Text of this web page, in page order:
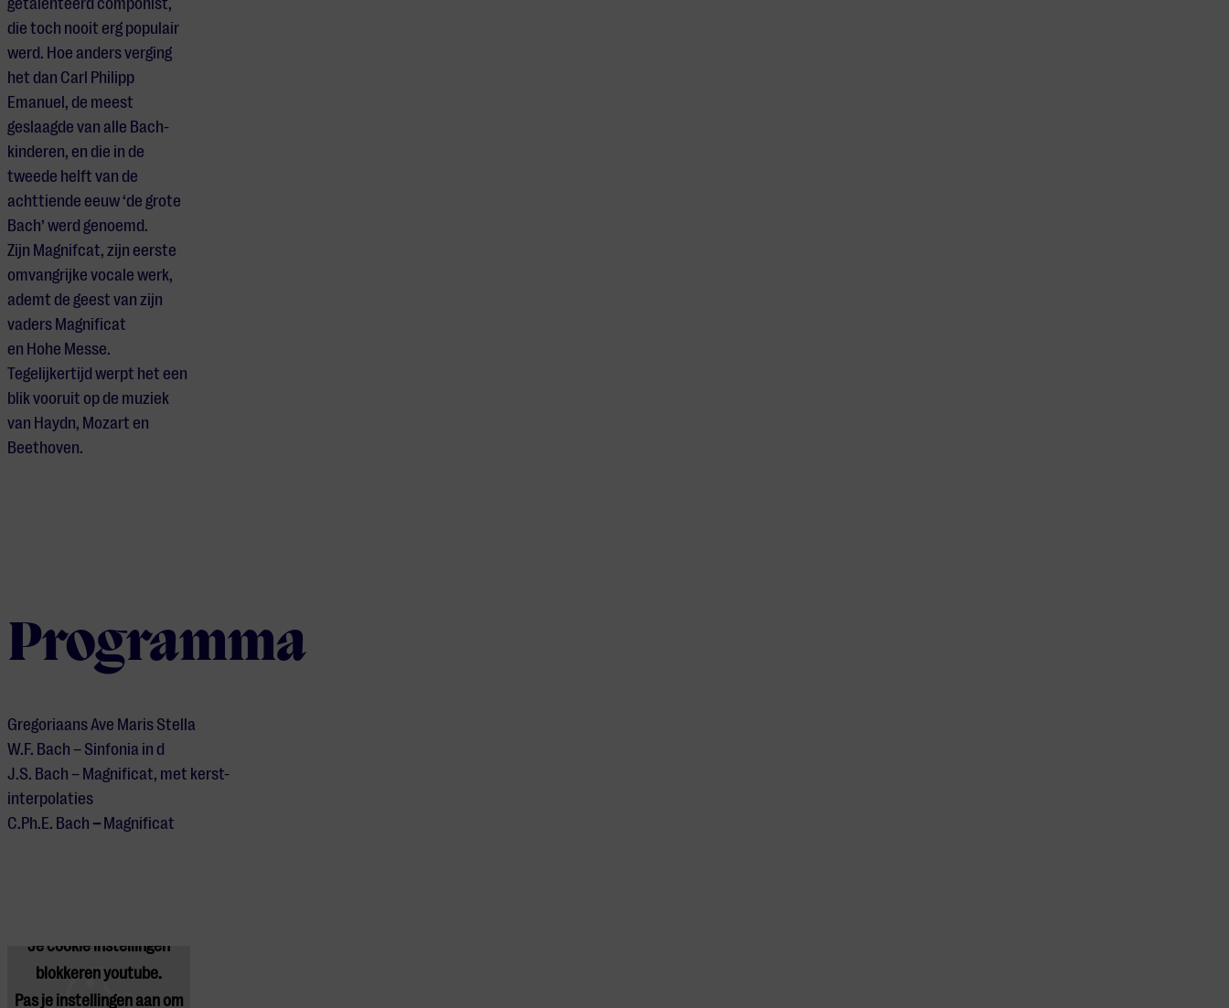
getalenteerd componist,
die toch nooit erg populair
werd. Hoe anders verging
het dan Carl Philipp
Emanuel, de meest
geslaagde van alle Bach-
kinderen, en die in de
tweede helft van de
achttiende eeuw ‘de grote
Bach’ werd genoemd.
Zijn Magnifcat, zijn eerste
omvangrijke vocale werk,
ademt de geest van zijn
vaders Magnificat
en Hohe Messe.
Tegelijkertijd werpt het een
blik vooruit op de muziek
van Haydn, Mozart en
Beethoven.
Programma
Gregoriaans Ave Maris Stella
W.F. Bach – Sinfonia in d
J.S. Bach – Magnificat, met kerst-
interpolaties
C.Ph.E. Bach –Magnificat
Je cookie instellingen
blokkeren youtube.
Pas je instellingenaan om